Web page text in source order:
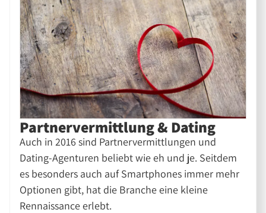
Partnervermittlung & Dating
Auch in 2016 sind Partnervermittlungen und
Dating-Agenturen beliebt wie eh und je. Seitdem
es besonders auch auf Smartphones immer mehr
Optionen gibt, hat die Branche eine kleine
Rennaissance erlebt.